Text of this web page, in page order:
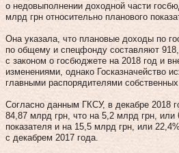
о недовыполнении доходной части
млрд грн относительно планового
Она указала, что плановые доходы по
по общему и спецфонду составляют
с законом о госбюджете на 2018 год и
изменениями, однако Госказначейство
главными распорядителями
Согласно данным ГКСУ, в декабре 2018
84,87 млрд грн, что на 5,2 млрд грн,
показателя и на 15,5 млрд грн, или
с декабрем 2017 года.